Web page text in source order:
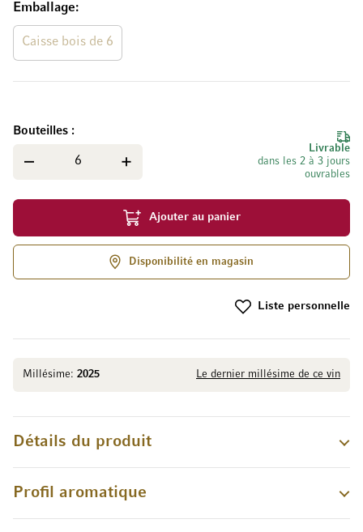
Millésime: 2025 Le dernier millésime de ce vin
Emballage
Caisse bois de 6
Livrable
dans les 2 à 3 jours
ouvrables
Bouteilles
Ajouter au panier
Disponibilité en magasin
Liste personnelle
Détails du produit
Profil aromatique